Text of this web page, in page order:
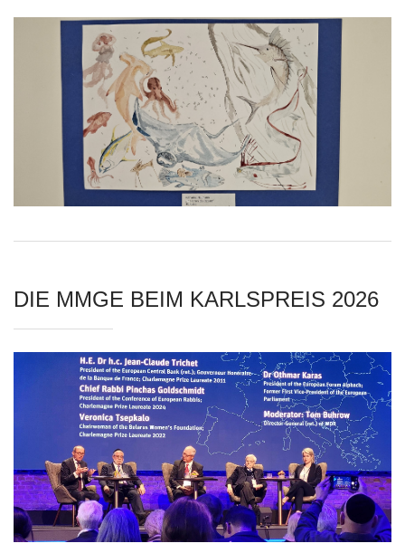
DIE MMGE BEIM KARLSPREIS 2026